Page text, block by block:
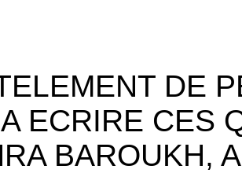
DE
ECRIRE CES
BAROUKH,